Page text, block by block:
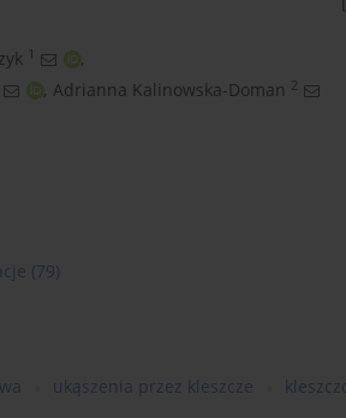
1
,
, Adrianna Kalinowska-Doman 2
(79)
ukąszenia przez kleszcze